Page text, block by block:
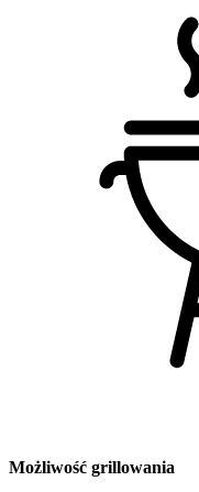
Możliwość grillowania